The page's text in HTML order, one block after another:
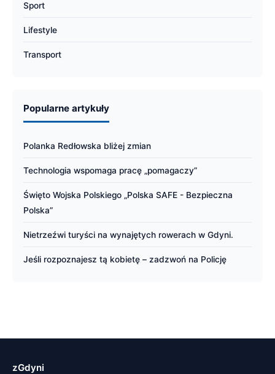
Sport
Lifestyle
Transport
Popularne artykuły
Polanka Redłowska bliżej zmian
Technologia wspomaga pracę „pomagaczy”
Święto Wojska Polskiego „Polska SAFE - Bezpieczna
Polska”
Nietrzeźwi turyści na wynajętych rowerach w Gdyni.
Jeśli rozpoznajesz tą kobietę – zadzwoń na Policję
zGdyni